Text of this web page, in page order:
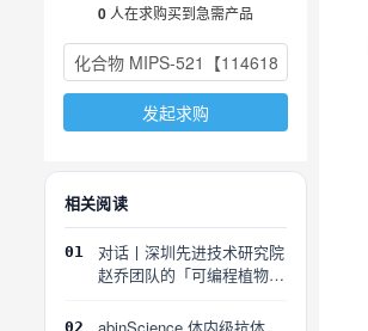
0 人在求购买到急需产品
发起求购
相关阅读
01
对话丨深圳先进技术研究院
赵乔团队的「可编程植物」
02